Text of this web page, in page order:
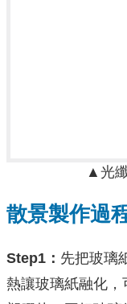
▲光
散景製作過
Step1： 先把玻璃
熱讓玻璃紙融化，